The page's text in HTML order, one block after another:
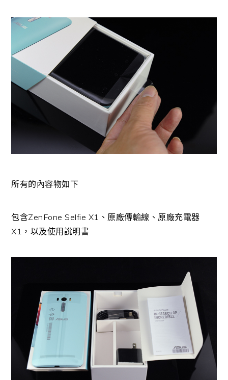
所有的內容物如下
包含ZenFone Selfie X1、原廠傳輸線、原廠充電器
X1，以及使用說明書